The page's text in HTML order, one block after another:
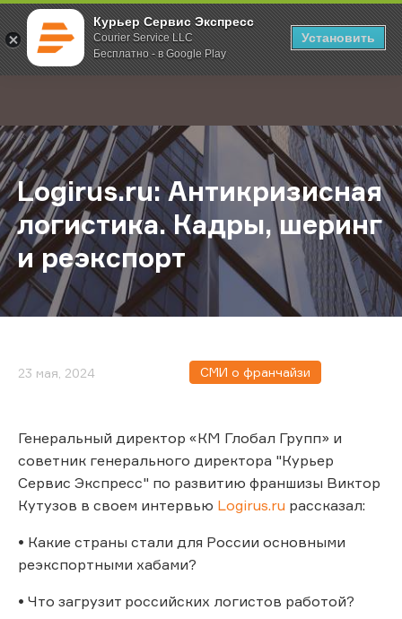
Курьер Сервис Экспресс
Courier Service LLC
Бесплатно - в Google Play
Установить
; Главная О компании Новости Logirus.ru: Антикризисная
Logirus.ru: Антикризисная
логистика. Кадры, шеринг
и реэкспорт
23 мая, 2024 СМИ о франчайзи
Генеральный директор «КМ Глобал Групп» и
советник генерального директора "Курьер
Сервис Экспресс" по развитию франшизы Виктор
Кутузов в своем интервью Logirus.ru рассказал:
• Какие страны стали для России основными
реэкспортными хабами?
• Что загрузит российских логистов работой?